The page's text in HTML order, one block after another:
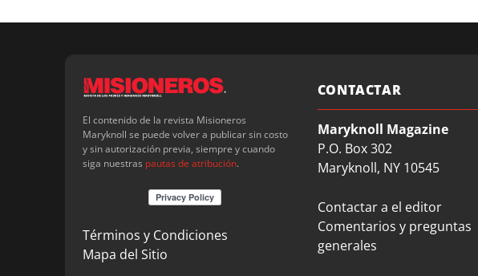
El contenido de la revista Misioneros
Maryknoll se puede volver a publicar sin costo
y sin autorización previa, siempre y cuando
siga nuestras pautas de atribución.
Términos y Condiciones
Mapa del Sitio
CONTACTAR
Maryknoll Magazine
P.O. Box 302
Maryknoll, NY 10545
Contactar a el editor
Comentarios y preguntas
generales